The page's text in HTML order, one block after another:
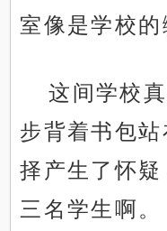
室像是学校的
这间学校
步背着书包
择产生了怀
三名学生啊。